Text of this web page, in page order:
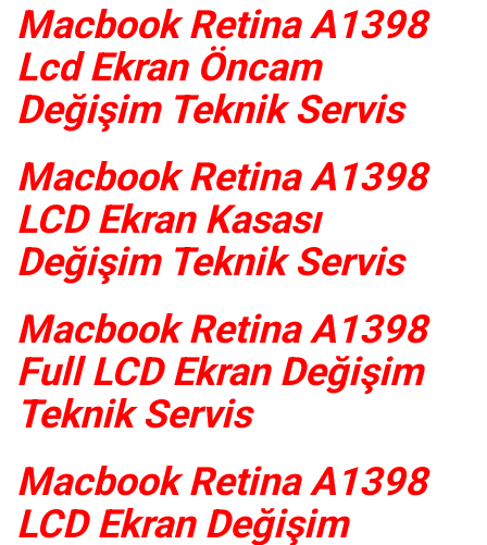
Macbook Retina A1398
Lcd Ekran Öncam
Değişim Teknik Servis
Macbook Retina A1398
LCD Ekran Kasası
Değişim Teknik Servis
Macbook Retina A1398
Full LCD Ekran Değişim
Teknik Servis
Macbook Retina A1398
LCD Ekran Değişim